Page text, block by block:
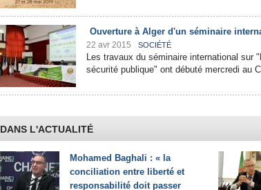
Ouverture à Alger d'un séminaire
22 avr 2015 SOCIÉTÉ
Les travaux du séminaire international sur
sécurité publique" ont débuté mercredi au
DANS L'ACTUALITÉ
Mohamed Baghali : « la
conciliation entre liberté et
responsabilité doit passer